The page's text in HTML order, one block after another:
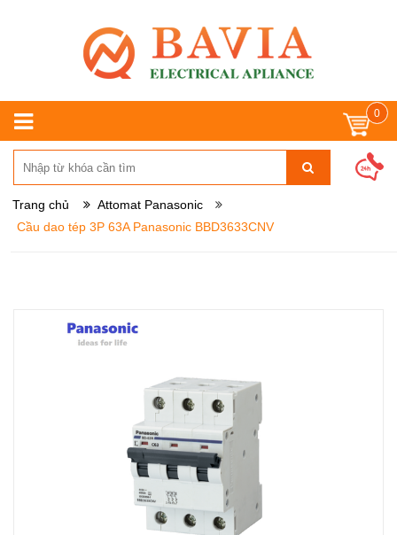
0
Trang chủ
Attomat Panasonic
Cầu dao tép 3P 63A Panasonic BBD3633CNV